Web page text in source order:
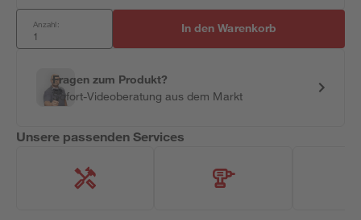
Anzahl: In den Warenkorb
Fragen zum Produkt?
Sofort-Videoberatung aus dem Markt
Unsere passenden Services